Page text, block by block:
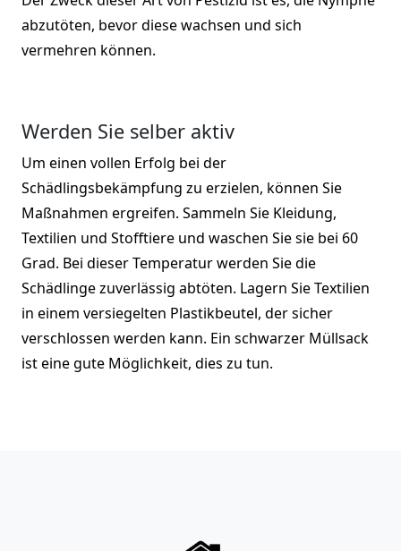
abzutöten, bevor diese wachsen und sich
vermehren können.
Werden Sie selber aktiv
Um einen vollen Erfolg bei der
Schädlingsbekämpfung zu erzielen, können Sie
Maßnahmen ergreifen. Sammeln Sie Kleidung,
Textilien und Stofftiere und waschen Sie sie bei 60
Grad. Bei dieser Temperatur werden Sie die
Schädlinge zuverlässig abtöten. Lagern Sie Textilien
in einem versiegelten Plastikbeutel, der sicher
verschlossen werden kann. Ein schwarzer Müllsack
ist eine gute Möglichkeit, dies zu tun.